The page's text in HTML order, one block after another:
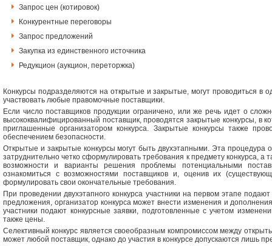
Запрос цен (котировок)
Конкурентные переговоры
Запрос предложений
Закупка из единственного источника
Редукцион (аукцион, переторжка)
Конкурсы подразделяются на открытые и закрытые, могут проводиться в
участвовать любые правомочные поставщики.
Если число поставщиков продукции ограничено, или же речь идет о
высококвалифицированный поставщик, проводятся закрытые конкурсы, в
приглашенные организатором конкурса. Закрытые конкурсы также
обеспечением безопасности.
Открытые и закрытые конкурсы могут быть двухэтапными. Эта процедура
затруднительно четко сформулировать требования к предмету конкурса, а
возможности и варианты решения проблемы потенциальными
ознакомиться с возможностями поставщиков и, оценив их
формулировать свои окончательные требования.
При проведении двухэтапного конкурса участники на первом этапе
предложения, организатор конкурса может внести изменения и
участники подают конкурсные заявки, подготовленные с учетом
также цены.
Селективный конкурс является своеобразным компромиссом между
может любой поставщик, однако до участия в конкурсе допускаются лишь